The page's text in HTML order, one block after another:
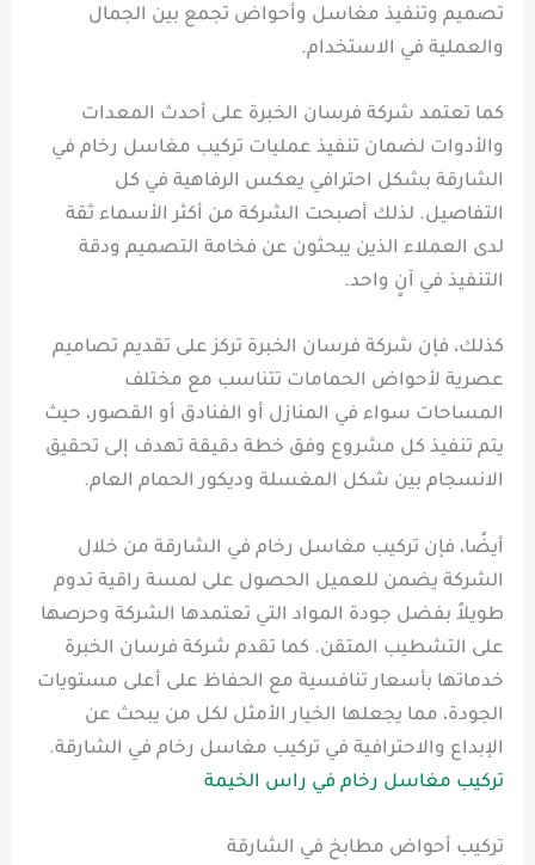
تصميم وتنفيذ مغاسل وأحواض تجمع بين الجمال
والعملية في الاستخدام.
كما تعتمد شركة فرسان الخبرة على أحدث المعدات
والأدوات لضمان تنفيذ عمليات تركيب مغاسل رخام في
الشارقة بشكل احترافي يعكس الرفاهية في كل
التفاصيل. لذلك أصبحت الشركة من أكثر الأسماء ثقة
لدى العملاء الذين يبحثون عن فخامة التصميم ودقة
التنفيذ في آنٍ واحد.
كذلك، فإن شركة فرسان الخبرة تركز على تقديم تصاميم
عصرية لأحواض الحمامات تتناسب مع مختلف
المساحات سواء في المنازل أو الفنادق أو القصور، حيث
يتم تنفيذ كل مشروع وفق خطة دقيقة تهدف إلى تحقيق
الانسجام بين شكل المغسلة وديكور الحمام العام.
أيضًا، فإن تركيب مغاسل رخام في الشارقة من خلال
الشركة يضمن للعميل الحصول على لمسة راقية تدوم
طويلاً بفضل جودة المواد التي تعتمدها الشركة وحرصها
على التشطيب المتقن. كما تقدم شركة فرسان الخبرة
خدماتها بأسعار تنافسية مع الحفاظ على أعلى مستويات
الجودة، مما يجعلها الخيار الأمثل لكل من يبحث عن
الإبداع والاحترافية في تركيب مغاسل رخام في الشارقة.
تركيب مغاسل رخام في راس الخيمة
تركيب أحواض مطابخ في الشارقة